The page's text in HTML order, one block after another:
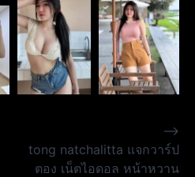
tong natchalitta แจกวาร์ป
ตอง เน็ตไอดอล หน้าหวาน
⟶